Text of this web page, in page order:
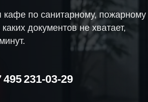
по санитарному, пожарному
документов не хватает,
495 231-03-29